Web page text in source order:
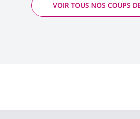
VOIR TOUS NOS COUPS